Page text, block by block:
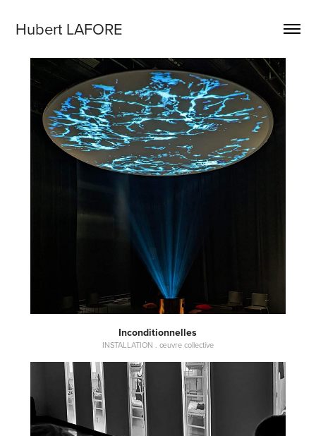
Hubert LAFORE
Inconditionnelles
INSTALLATION . œuvre collective